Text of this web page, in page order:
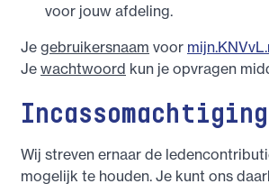
voor jouw afdeling.
Je gebruikersnaam voor
Je wachtwoord kun je opvragen
Incassomachtiging
Wij streven ernaar de
mogelijk te houden. Je kunt ons